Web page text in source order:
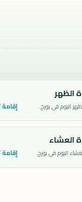
الظهر
اليوم في بورج.
العشاء
اليوم في بورج.